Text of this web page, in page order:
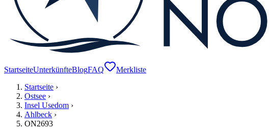
StartseiteUnterkünfteBlogFAQ
Merkliste
Startseite ›
Ostsee ›
Insel Usedom ›
Ahlbeck ›
ON2693